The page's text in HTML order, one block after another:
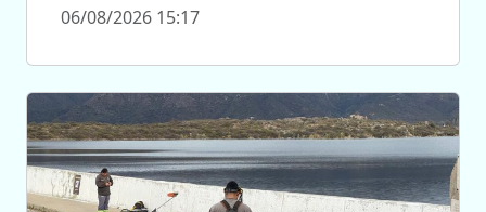
06/08/2026 15:17